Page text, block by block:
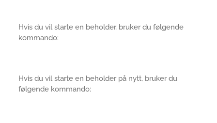
Hvis du vil starte en beholder, bruker du følgende
kommando:
Hvis du vil starte en beholder på nytt, bruker du
følgende kommando: